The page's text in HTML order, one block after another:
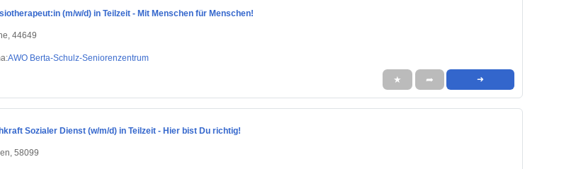
(m/w/d) in Teilzeit - Mit Menschen für Menschen!
44649
AWO Berta-Schulz-Seniorenzentrum
★ ➦ ➜
Sozialer Dienst (w/m/d) in Teilzeit - Hier bist Du richtig!
58099